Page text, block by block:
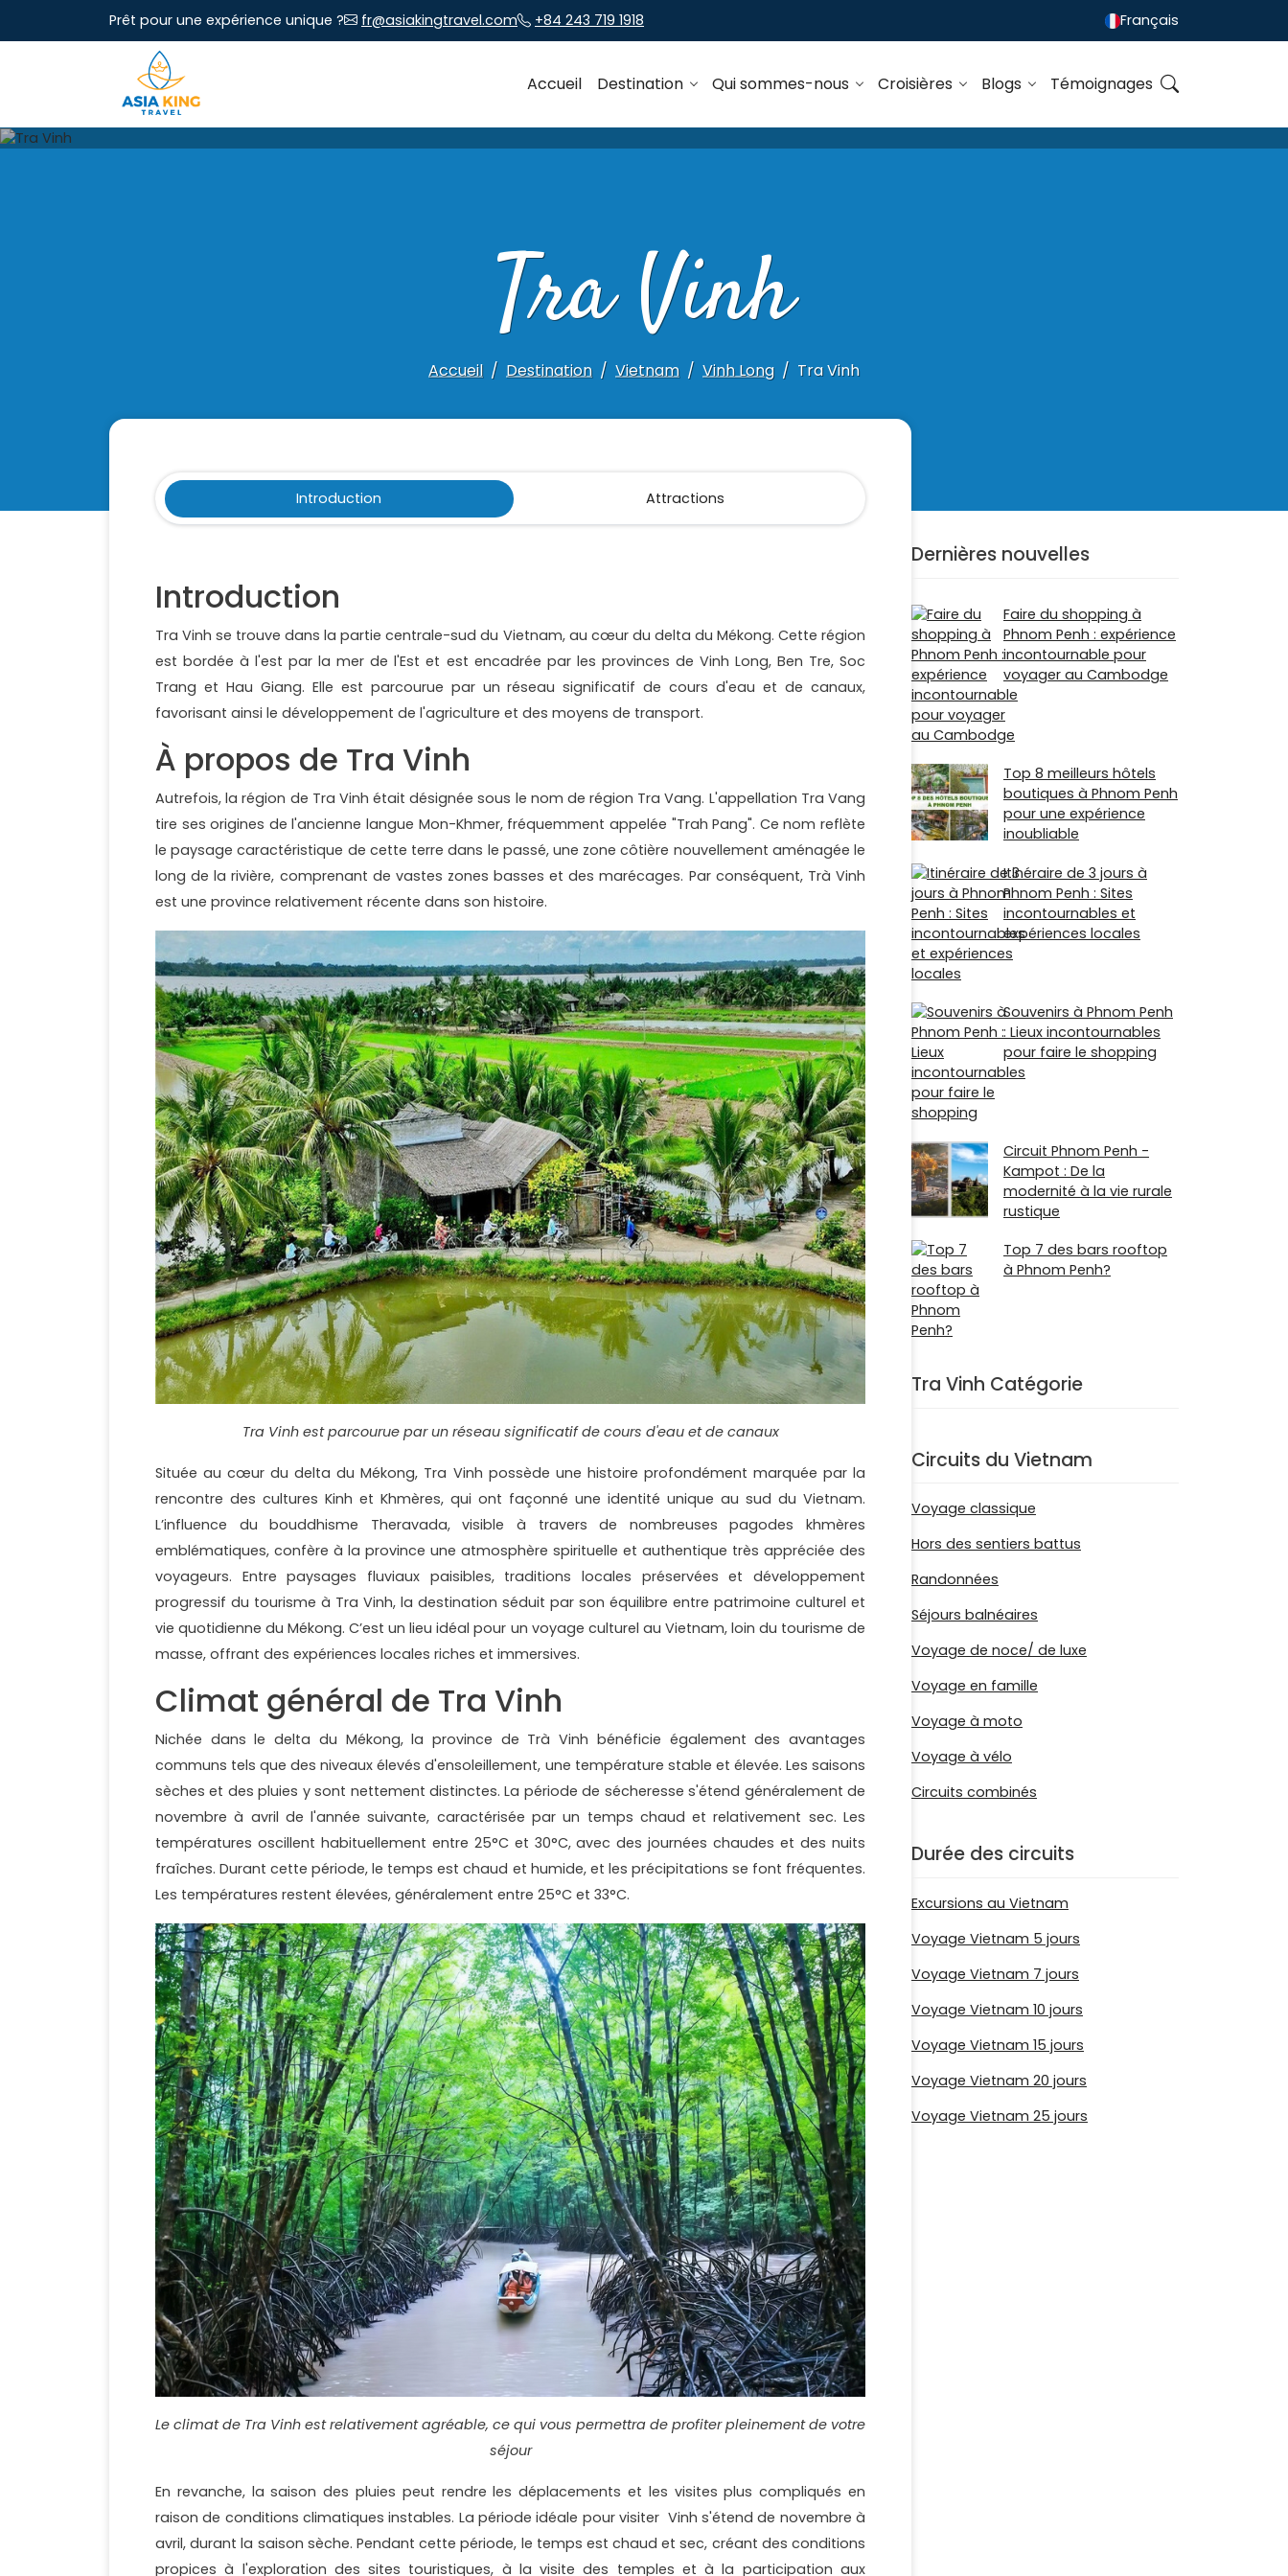
Prêt pour une expérience unique ? fr@asiakingtravel.com +84 243 719 1918 Français
Accueil Destination Qui sommes-nous Croisières Blogs Témoignages
Tra Vinh
Accueil Destination Vietnam Vinh Long Tra Vinh
Introduction Attractions
Introduction
Tra Vinh se trouve dans la partie centrale-sud du Vietnam, au cœur du delta du Mékong. Cette région
est bordée à l'est par la mer de l'Est et est encadrée par les provinces de Vinh Long, Ben Tre, Soc
Trang et Hau Giang. Elle est parcourue par un réseau significatif de cours d'eau et de canaux,
favorisant ainsi le développement de l'agriculture et des moyens de transport.
À propos de Tra Vinh
Autrefois, la région de Tra Vinh était désignée sous le nom de région Tra Vang. L'appellation Tra Vang
tire ses origines de l'ancienne langue Mon-Khmer, fréquemment appelée "Trah Pang". Ce nom reflète
le paysage caractéristique de cette terre dans le passé, une zone côtière nouvellement aménagée le
long de la rivière, comprenant de vastes zones basses et des marécages. Par conséquent, Trà Vinh
est une province relativement récente dans son histoire.
Tra Vinh est parcourue par un réseau significatif de cours d'eau et de canaux
Située au cœur du delta du Mékong, Tra Vinh possède une histoire profondément marquée par la
rencontre des cultures Kinh et Khmères, qui ont façonné une identité unique au sud du Vietnam.
L’influence du bouddhisme Theravada, visible à travers de nombreuses pagodes khmères
emblématiques, confère à la province une atmosphère spirituelle et authentique très appréciée des
voyageurs. Entre paysages fluviaux paisibles, traditions locales préservées et développement
progressif du tourisme à Tra Vinh, la destination séduit par son équilibre entre patrimoine culturel et
vie quotidienne du Mékong. C’est un lieu idéal pour un voyage culturel au Vietnam, loin du tourisme de
masse, offrant des expériences locales riches et immersives.
Climat général de Tra Vinh
Nichée dans le delta du Mékong, la province de Trà Vinh bénéficie également des avantages
communs tels que des niveaux élevés d'ensoleillement, une température stable et élevée. Les saisons
sèches et des pluies y sont nettement distinctes. La période de sécheresse s'étend généralement de
novembre à avril de l'année suivante, caractérisée par un temps chaud et relativement sec. Les
températures oscillent habituellement entre 25°C et 30°C, avec des journées chaudes et des nuits
fraîches. Durant cette période, le temps est chaud et humide, et les précipitations se font fréquentes.
Les températures restent élevées, généralement entre 25°C et 33°C.
Le climat de Tra Vinh est relativement agréable, ce qui vous permettra de profiter pleinement de votre
séjour
En revanche, la saison des pluies peut rendre les déplacements et les visites plus compliqués en
raison de conditions climatiques instables. La période idéale pour visiter Vinh s'étend de novembre à
avril, durant la saison sèche. Pendant cette période, le temps est chaud et sec, créant des conditions
propices à l'exploration des sites touristiques, à la visite des temples et à la participation aux
Dernières nouvelles
Faire du shopping à
Phnom Penh : expérience
incontournable pour
voyager au Cambodge
Top 8 meilleurs hôtels
boutiques à Phnom Penh
pour une expérience
inoubliable
Itinéraire de 3 jours à
Phnom Penh : Sites
incontournables et
expériences locales
Souvenirs à Phnom Penh
: Lieux incontournables
pour faire le shopping
Circuit Phnom Penh -
Kampot : De la
modernité à la vie rurale
rustique
Top 7 des bars rooftop
à Phnom Penh?
Tra Vinh Catégorie
Circuits du Vietnam
Voyage classique
Hors des sentiers battus
Randonnées
Séjours balnéaires
Voyage de noce/ de luxe
Voyage en famille
Voyage à moto
Voyage à vélo
Circuits combinés
Durée des circuits
Excursions au Vietnam
Voyage Vietnam 5 jours
Voyage Vietnam 7 jours
Voyage Vietnam 10 jours
Voyage Vietnam 15 jours
Voyage Vietnam 20 jours
Voyage Vietnam 25 jours